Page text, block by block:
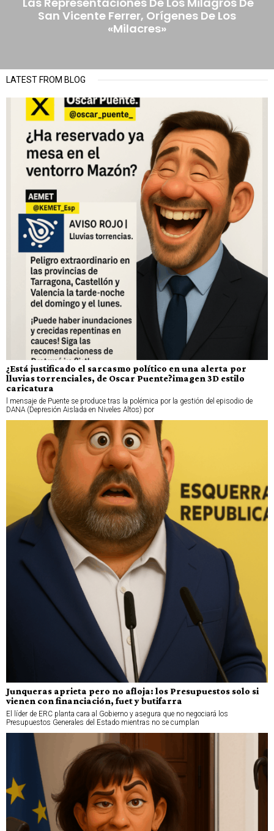
San Vicente Ferrer, Orígenes De Los
«milacres»
LATEST FROM BLOG
¿Está justificado el sarcasmo político en una alerta por
lluvias torrenciales, de Oscar Puente?imagen 3D estilo
caricatura
l mensaje de Puente se produce tras la polémica por la gestión del episodio de
DANA (Depresión Aislada en Niveles Altos) por
Junqueras aprieta pero no afloja: los Presupuestos solo si
vienen con financiación, fuet y butifarra
El líder de ERC planta cara al Gobierno y asegura que no negociará los
Presupuestos Generales del Estado mientras no se cumplan